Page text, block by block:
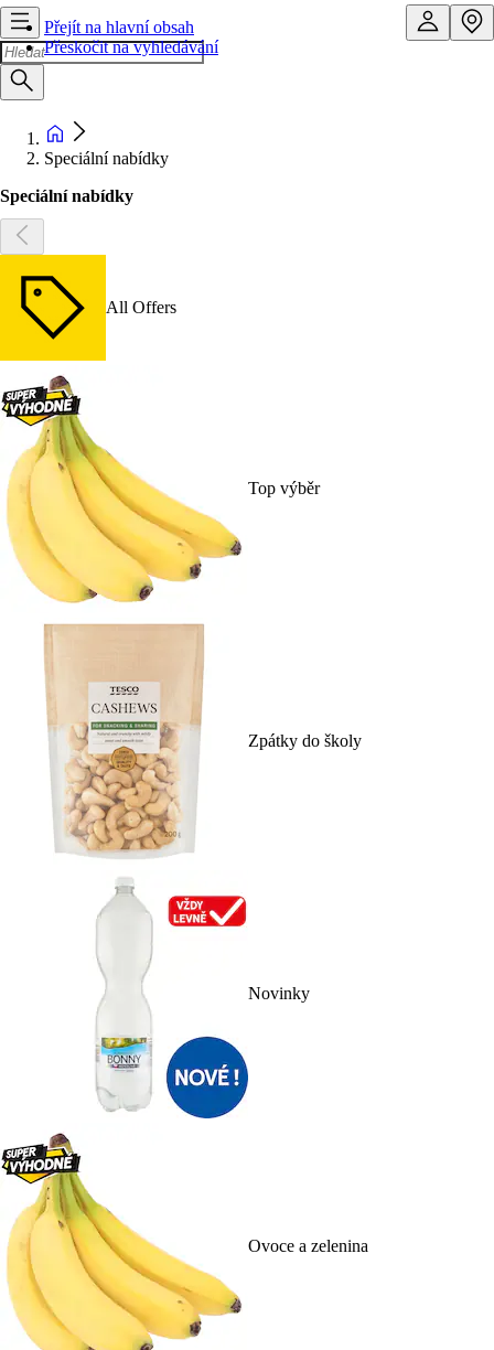
Přejít na hlavní obsah
Přeskočit na vyhledávání
Speciální nabídky
Speciální nabídky
All Offers
Top výběr
Zpátky do školy
Novinky
Ovoce a zelenina